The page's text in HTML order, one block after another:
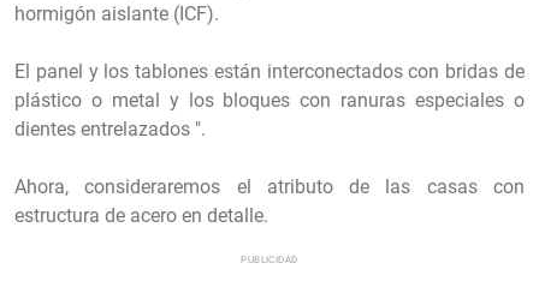
hormigón aislante (ICF).
El panel y los tablones están interconectados con bridas de
plástico o metal y los bloques con ranuras especiales o
dientes entrelazados ".
Ahora, consideraremos el atributo de las casas con
estructura de acero en detalle.